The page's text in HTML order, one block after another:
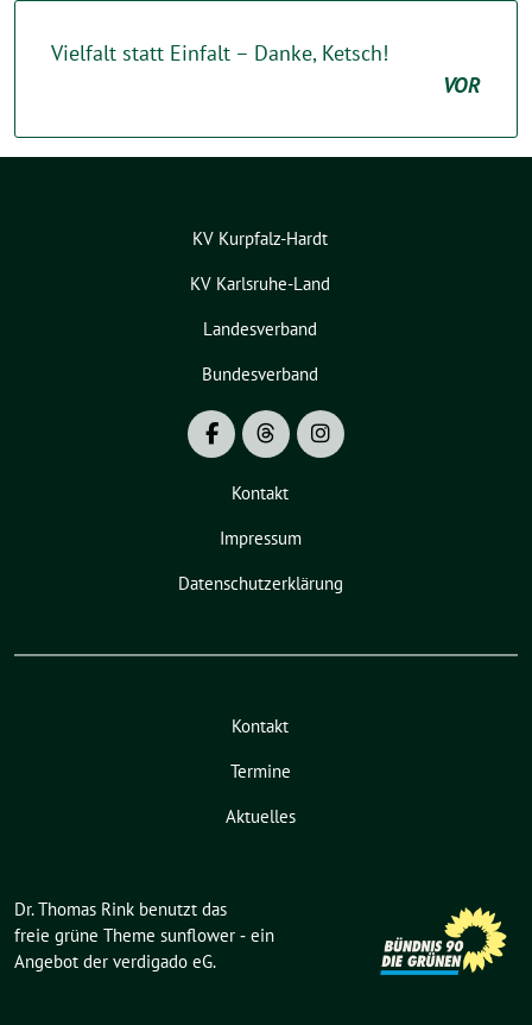
Vielfalt statt Einfalt – Danke, Ketsch!
VOR
KV Kurpfalz-Hardt
KV Karlsruhe-Land
Landesverband
Bundesverband
Kontakt
Impressum
Datenschutzerklärung
Kontakt
Termine
Aktuelles
Dr. Thomas Rink benutzt das
freie grüne Theme sunflower ‐ ein
Angebot der verdigado eG.